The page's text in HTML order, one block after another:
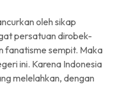
oleh sikap
persatuan dirobek-
fanatisme sempit. Maka
ini. Karena Indonesia
melelahkan, dengan